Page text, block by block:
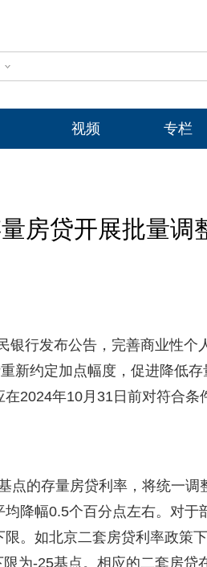
视频 专栏
房贷开展批量调
行发布公告，完善商业性个
新约定加点幅度，促进降低
2024年10月31日前对符合条
点的存量房贷利率，将统一调
降幅0.5个百分点左右。对于
。如北京二套房贷利率政策
为-25基点。相应的二套房贷